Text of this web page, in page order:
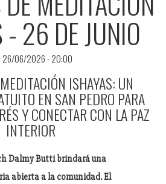
- 26 DE JUNIO
26/06/2026 - 20:00
ISHAYAS: UN
EN SAN PEDRO PARA
Y CONECTAR CON LA PAZ
INTERIOR
Dalmy Butti brindará una
abierta a la comunidad. El